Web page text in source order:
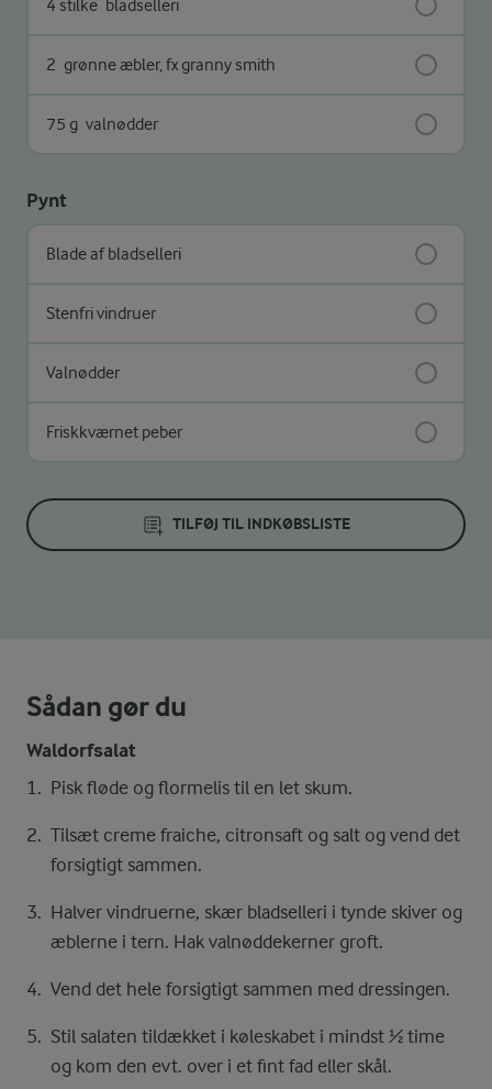
4 stilke bladselleri
2 grønne æbler, fx granny smith
75 g valnødder
Pynt
Blade af bladselleri
Stenfri vindruer
Valnødder
Friskkværnet peber
TILFØJ TIL INDKØBSLISTE
Sådan gør du
Waldorfsalat
Pisk fløde og flormelis til en let skum.
Tilsæt creme fraiche, citronsaft og salt og vend det
forsigtigt sammen.
Halver vindruerne, skær bladselleri i tynde skiver og
æblerne i tern. Hak valnøddekerner groft.
Vend det hele forsigtigt sammen med dressingen.
Stil salaten tildækket i køleskabet i mindst ½ time
og kom den evt. over i et fint fad eller skål.